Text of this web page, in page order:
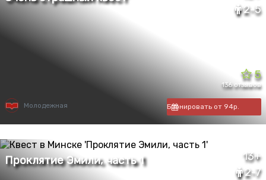
2-5
5
136 отзывов
Молодежная Бронировать от 94р.
13+
2-7